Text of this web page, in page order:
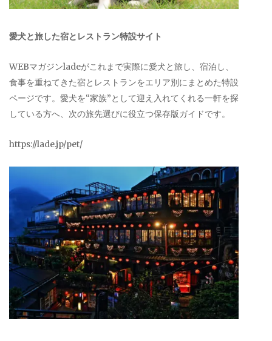
愛犬と旅した宿とレストラン特設サイト
WEBマガジンladeがこれまで実際に愛犬と旅し、宿泊し、
食事を重ねてきた宿とレストランをエリア別にまとめた特設
ページです。愛犬を“家族”として迎え入れてくれる一軒を探
している方へ、次の旅先選びに役立つ保存版ガイドです。
https://lade.jp/pet/